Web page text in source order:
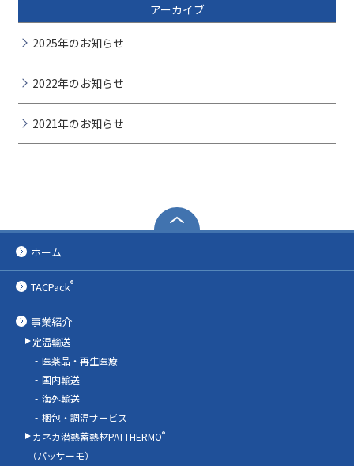
アーカイブ
2025年のお知らせ
2022年のお知らせ
2021年のお知らせ
ホーム
TACPack®
事業紹介
定温輸送
医薬品・再生医療
国内輸送
海外輸送
梱包・調温サービス
カネカ潜熱蓄熱材PATTHERMO®
（パッサーモ）